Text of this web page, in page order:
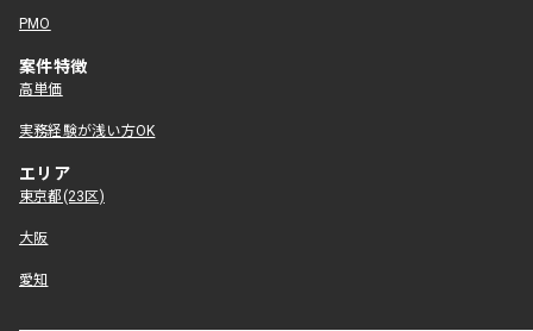
PMO
案件特徴
高単価
実務経験が浅い方OK
エリア
東京都(23区)
大阪
愛知